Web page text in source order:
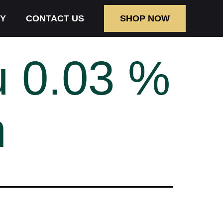
CONTACT US SHOP NOW
0.03 %